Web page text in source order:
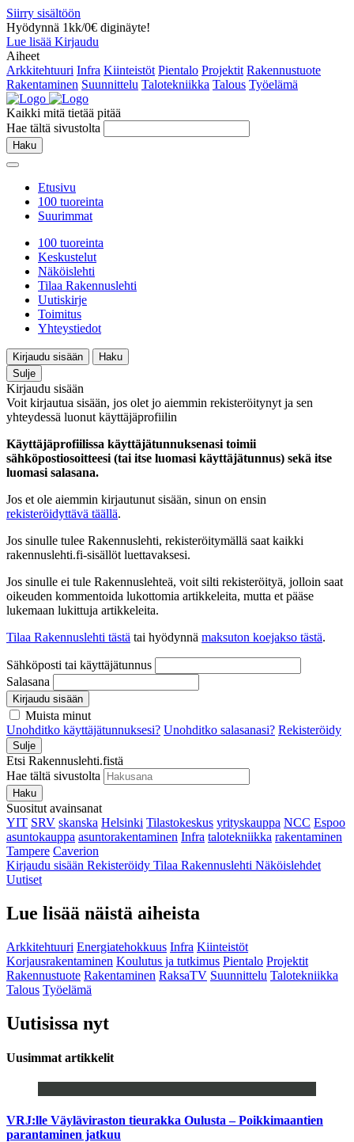
Siirry sisältöön
Hyödynnä 1kk/0€ diginäyte!
Lue lisää Kirjaudu
Aiheet
Arkkitehtuuri Infra Kiinteistöt Pientalo Projektit Rakennustuote
Rakentaminen Suunnittelu Talotekniikka Talous Työelämä
Kaikki mitä tietää pitää
Hae tältä sivustolta
Haku
Etusivu
100 tuoreinta
Suurimmat
100 tuoreinta
Keskustelut
Näköislehti
Tilaa Rakennuslehti
Uutiskirje
Toimitus
Yhteystiedot
Kirjaudu sisään
Haku
Sulje
Kirjaudu sisään
Voit kirjautua sisään, jos olet jo aiemmin rekisteröitynyt ja sen
yhteydessä luonut käyttäjäprofiilin
Käyttäjäprofiilissa käyttäjätunnuksenasi toimii
sähköpostiosoitteesi (tai itse luomasi käyttäjätunnus) sekä itse
luomasi salasana.
Jos et ole aiemmin kirjautunut sisään, sinun on ensin
rekisteröidyttävä täällä.
Jos sinulle tulee Rakennuslehti, rekisteröitymällä saat kaikki
rakennuslehti.fi-sisällöt luettavaksesi.
Jos sinulle ei tule Rakennuslehteä, voit silti rekisteröityä, jolloin saat
oikeuden kommentoida lukottomia artikkeleita, mutta et pääse
lukemaan lukittuja artikkeleita.
Tilaa Rakennuslehti tästä tai hyödynnä maksuton koejakso tästä.
Sähköposti tai käyttäjätunnus
Salasana
Kirjaudu sisään
Muista minut
Unohditko käyttäjätunnuksesi? Unohditko salasanasi? Rekisteröidy
Sulje
Etsi Rakennuslehti.fistä
Hae tältä sivustolta
Haku
Suositut avainsanat
YIT SRV skanska Helsinki Tilastokeskus yrityskauppa NCC Espoo
asuntokauppa asuntorakentaminen Infra talotekniikka rakentaminen
Tampere Caverion
Kirjaudu sisään Rekisteröidy Tilaa Rakennuslehti Näköislehdet
Uutiset
Lue lisää näistä aiheista
Arkkitehtuuri Energiatehokkuus Infra Kiinteistöt
Korjausrakentaminen Koulutus ja tutkimus Pientalo Projektit
Rakennustuote Rakentaminen RaksaTV Suunnittelu Talotekniikka
Talous Työelämä
Uutisissa nyt
Uusimmat artikkelit
VRJ:lle Väyläviraston tieurakka Oulusta – Poikkimaantien
parantaminen jatkuu